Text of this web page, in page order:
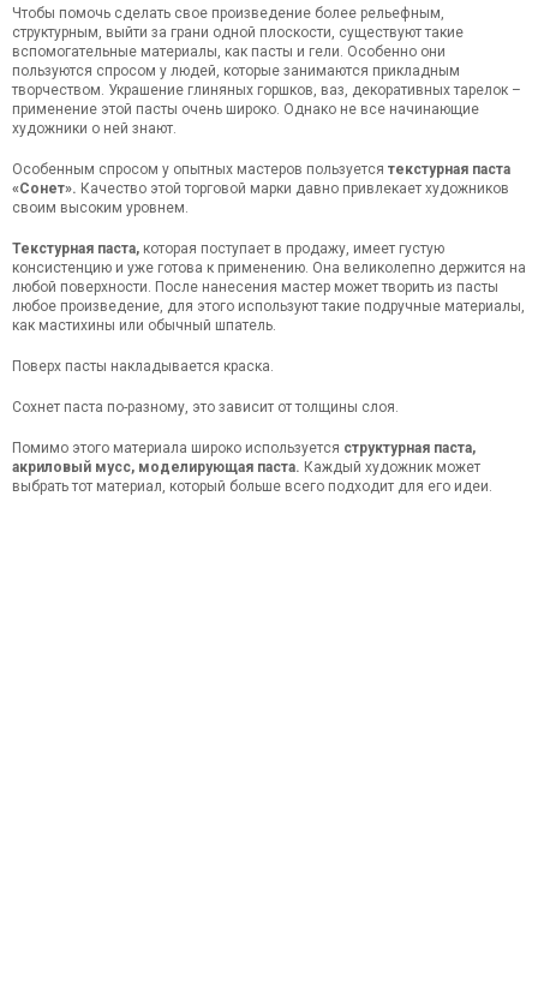
Чтобы помочь сделать свое произведение более рельефным,
структурным, выйти за грани одной плоскости, существуют такие
вспомогательные материалы, как пасты и гели. Особенно они
пользуются спросом у людей, которые занимаются прикладным
творчеством. Украшение глиняных горшков, ваз, декоративных тарелок –
применение этой пасты очень широко. Однако не все начинающие
художники о ней знают.
Особенным спросом у опытных мастеров пользуется текстурная паста
«Сонет». Качество этой торговой марки давно привлекает художников
своим высоким уровнем.
Текстурная паста, которая поступает в продажу, имеет густую
консистенцию и уже готова к применению. Она великолепно держится на
любой поверхности. После нанесения мастер может творить из пасты
любое произведение, для этого используют такие подручные материалы,
как мастихины или обычный шпатель.
Поверх пасты накладывается краска.
Сохнет паста по-разному, это зависит от толщины слоя.
Помимо этого материала широко используется структурная паста,
акриловый мусс, моделирующая паста. Каждый художник может
выбрать тот материал, который больше всего подходит для его идеи.